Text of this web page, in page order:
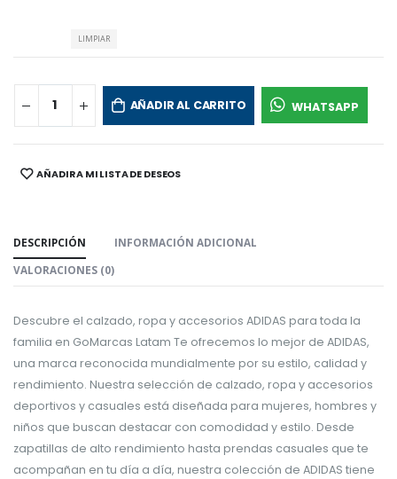
LIMPIAR
AÑADIR AL CARRITO WHATSAPP
SHARE:AÑADIR A MI LISTA DE DESEOS
DESCRIPCIÓN
INFORMACIÓN ADICIONAL
VALORACIONES (0)
Descubre el calzado, ropa y accesorios ADIDAS para toda la
familia en GoMarcas Latam Te ofrecemos lo mejor de ADIDAS,
una marca reconocida mundialmente por su estilo, calidad y
rendimiento. Nuestra selección de calzado, ropa y accesorios
deportivos y casuales está diseñada para mujeres, hombres y
niños que buscan destacar con comodidad y estilo. Desde
zapatillas de alto rendimiento hasta prendas casuales que te
acompañan en tu día a día, nuestra colección de ADIDAS tiene